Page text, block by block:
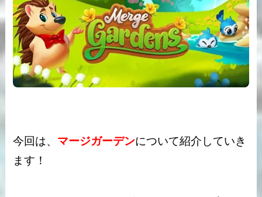
今回は、 マージガーデンについて紹介していき
ます！